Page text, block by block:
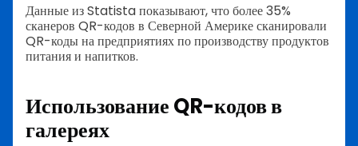
Данные из Statista показывают, что более 35%
сканеров QR-кодов в Северной Америке сканировали
QR-коды на предприятиях по производству продуктов
питания и напитков.
Использование QR-кодов в
галереях